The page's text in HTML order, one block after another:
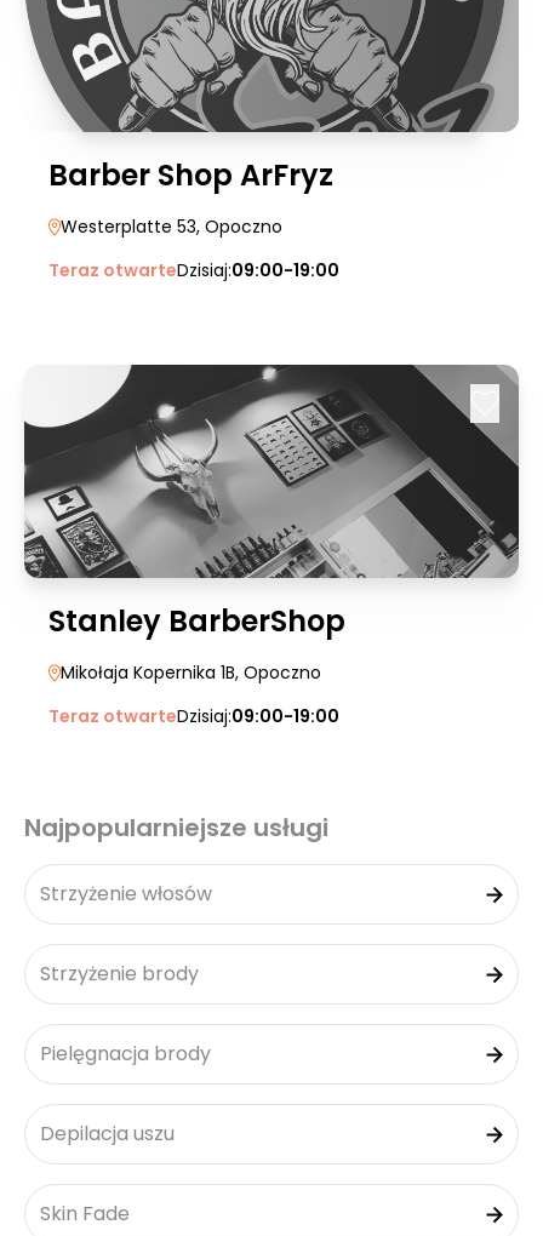
Barber Shop ArFryz
Westerplatte 53, Opoczno
Teraz otwarteDzisiaj:09:00-19:00
Stanley BarberShop
Mikołaja Kopernika 1B, Opoczno
Teraz otwarteDzisiaj:09:00-19:00
Najpopularniejsze usługi
Strzyżenie włosów
Strzyżenie brody
Pielęgnacja brody
Depilacja uszu
Skin Fade